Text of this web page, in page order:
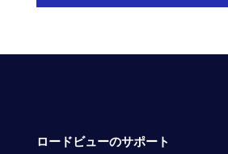
ロードビューのサポート